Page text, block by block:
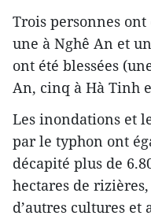
Trois personnes
une à Nghê An et
ont été blessées
An, cinq à Hà Tinh
Les inondations et
par le typhon ont
décapité plus de
hectares de
d’autres cultures et